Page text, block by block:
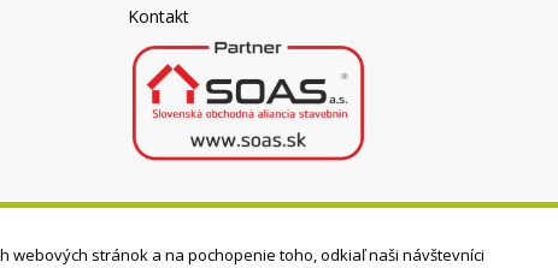
Kontakt
stránok a na pochopenie toho, odkiaľ naši návštevníci